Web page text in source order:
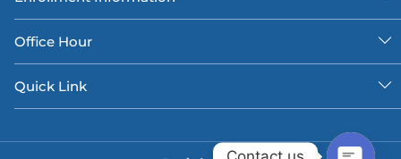
Office Hour
Quick Link